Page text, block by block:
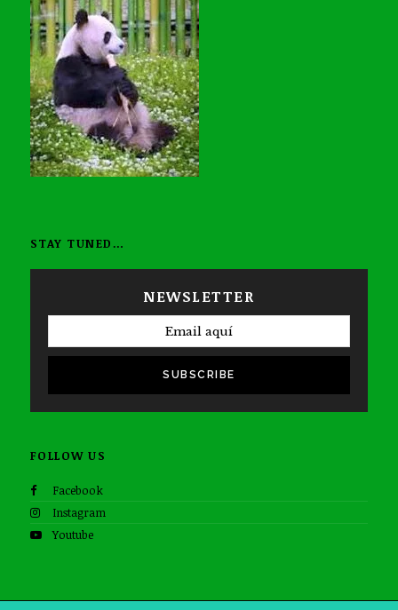
STAY TUNED…
NEWSLETTER
SUBSCRIBE
FOLLOW US
Facebook
Instagram
Youtube